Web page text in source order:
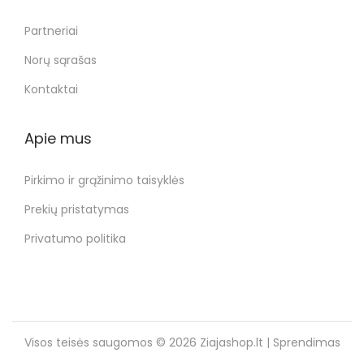
Partneriai
Norų sąrašas
Kontaktai
Apie mus
Pirkimo ir grąžinimo taisyklės
Prekių pristatymas
Privatumo politika
Visos teisės saugomos © 2026 Ziajashop.lt | Sprendimas